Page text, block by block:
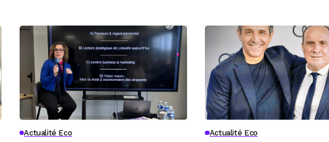
Actualité Eco Actualité Eco